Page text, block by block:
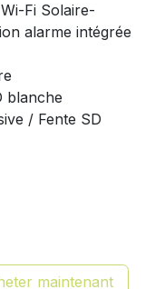
Fi Solaire-
alarme intégrée
blanche
/ Fente SD
maintenant